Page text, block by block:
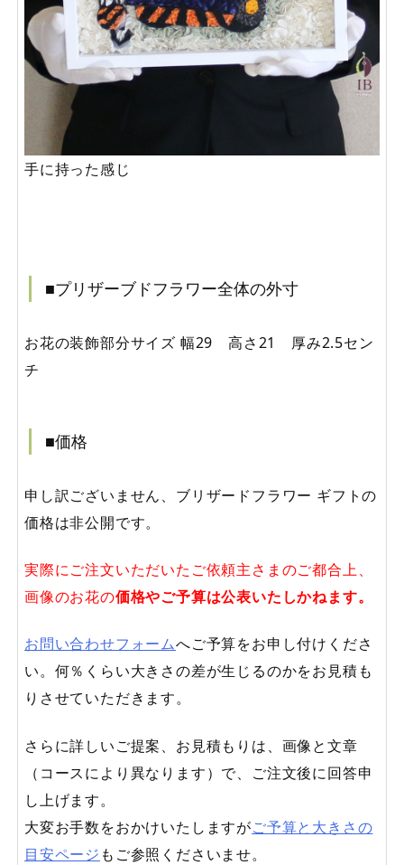
手に持った感じ
■プリザーブドフラワー全体の外寸
お花の装飾部分サイズ 幅29 高さ21 厚み2.5セン
チ
■価格
申し訳ございません、ブリザードフラワー ギフトの
価格は非公開です。
実際にご注文いただいたご依頼主さまのご都合上、
画像のお花の価格やご予算は公表いたしかねます。
お問い合わせフォームへご予算をお申し付けくださ
い。何％くらい大きさの差が生じるのかをお見積も
りさせていただきます。
さらに詳しいご提案、お見積もりは、画像と文章
（コースにより異なります）で、ご注文後に回答申
し上げます。
大変お手数をおかけいたしますがご予算と大きさの
目安ページ もご参照くださいませ。